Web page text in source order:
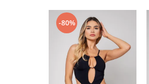
-80%